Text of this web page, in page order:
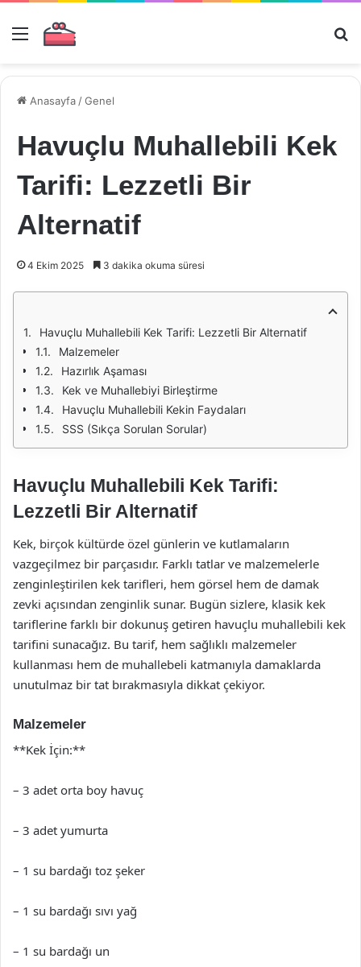
Menü
Anasayfa /Genel
Havuçlu Muhallebili Kek
Tarifi: Lezzetli Bir
Alternatif
4 Ekim 2025 3 dakika okuma süresi
Havuçlu Muhallebili Kek Tarifi: Lezzetli Bir Alternatif
Malzemeler
Hazırlık Aşaması
Kek ve Muhallebiyi Birleştirme
Havuçlu Muhallebili Kekin Faydaları
SSS (Sıkça Sorulan Sorular)
Havuçlu Muhallebili Kek Tarifi:
Lezzetli Bir Alternatif
Kek, birçok kültürde özel günlerin ve kutlamaların
vazgeçilmez bir parçasıdır. Farklı tatlar ve malzemelerle
zenginleştirilen kek tarifleri, hem görsel hem de damak
zevki açısından zenginlik sunar. Bugün sizlere, klasik kek
tariflerine farklı bir dokunuş getiren havuçlu muhallebili kek
tarifini sunacağız. Bu tarif, hem sağlıklı malzemeler
kullanması hem de muhallebeli katmanıyla damaklarda
unutulmaz bir tat bırakmasıyla dikkat çekiyor.
Malzemeler
**Kek İçin:**
– 3 adet orta boy havuç
– 3 adet yumurta
– 1 su bardağı toz şeker
– 1 su bardağı sıvı yağ
– 1 su bardağı un